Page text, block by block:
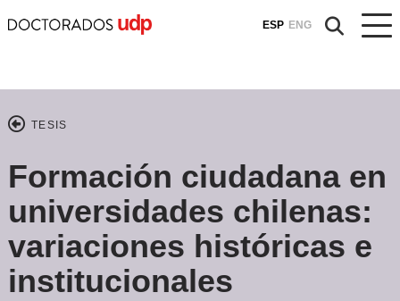
ESP ENG
TESIS
Formación ciudadana en
universidades chilenas:
variaciones históricas e
institucionales